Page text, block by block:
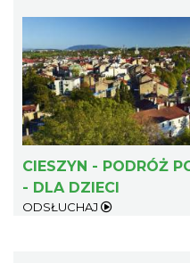
CIESZYN - PODRÓŻ
- DLA DZIECI
ODSŁUCHAJ